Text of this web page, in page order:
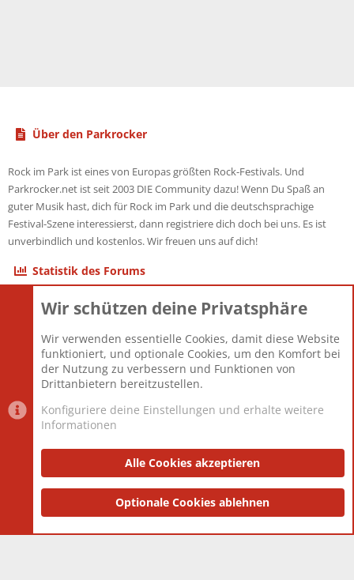
Über den Parkrocker
Rock im Park ist eines von Europas größten Rock-Festivals. Und
Parkrocker.net ist seit 2003 DIE Community dazu! Wenn Du Spaß an
guter Musik hast, dich für Rock im Park und die deutschsprachige
Festival-Szene interessierst, dann registriere dich doch bei uns. Es ist
unverbindlich und kostenlos. Wir freuen uns auf dich!
Statistik des Forums
Themen
Mitglieder
12.427
Neuestes Mitglied
Berlin
Datenschutzerklärung Impressum
Community platform by XenForo® © 2010-2025 XenForo Ltd.
and add-ons by ThemeHouse
Wir schützen deine Privatsphäre
Wir verwenden essentielle Cookies, damit diese Website
funktioniert, und optionale Cookies, um den Komfort bei
der Nutzung zu verbessern und Funktionen von
Drittanbietern bereitzustellen.
Konfiguriere deine Einstellungen und erhalte weitere
Informationen
Alle Cookies akzeptieren
Optionale Cookies ablehnen